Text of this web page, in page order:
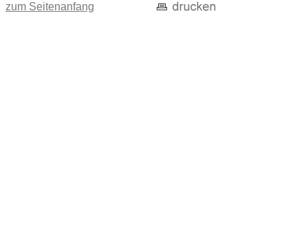
zum Seitenanfang